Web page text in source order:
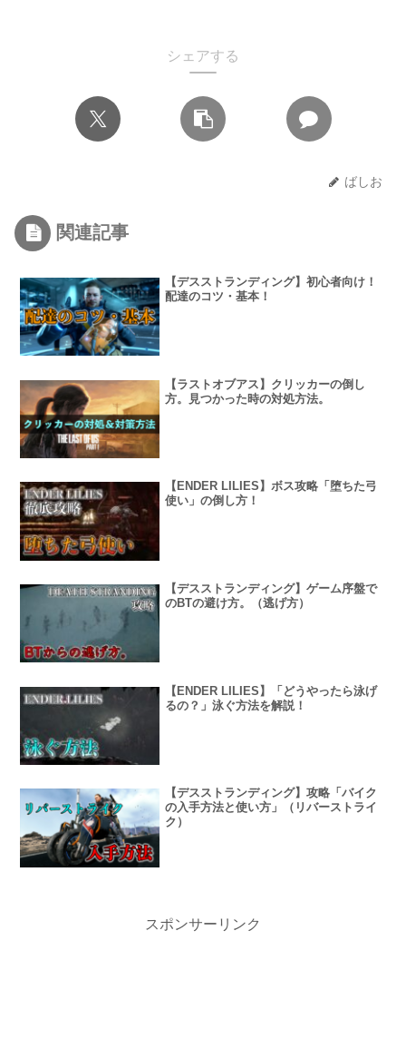
シェアする
ばしお
関連記事
【デスストランディング】初心者向け！
配達のコツ・基本！
【ラストオブアス】クリッカーの倒し
方。見つかった時の対処方法。
【ENDER LILIES】ボス攻略「堕ちた弓
使い」の倒し方！
【デスストランディング】ゲーム序盤で
のBTの避け方。（逃げ方）
【ENDER LILIES】「どうやったら泳げ
るの？」泳ぐ方法を解説！
【デスストランディング】攻略「バイク
の入手方法と使い方」（リバーストライ
ク）
スポンサーリンク